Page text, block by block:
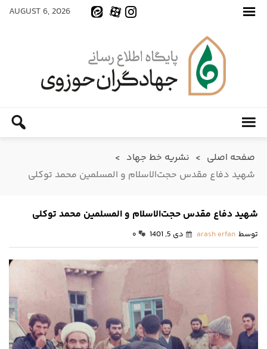
AUGUST 6, 2026
صفحه اصلی > نشریه خط جهاد >
شهید دفاع مقدس حجت‌الاسلام و المسلمین محمد توکلی
شهید دفاع مقدس حجت‌الاسلام و المسلمین محمد توکلی
توسط arash erfan دی 5, 1401 ۰